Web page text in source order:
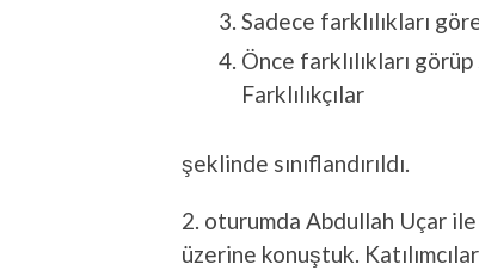
Sadece farklılıkları
Önce farklılıkları
Farklılıkçılar
şeklinde sınıflandırıldı.
2. oturumda Abdullah Uçar
üzerine konuştuk.